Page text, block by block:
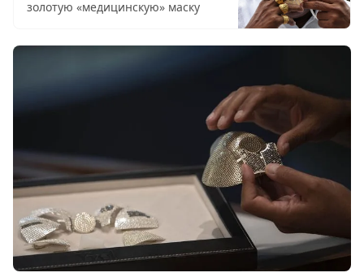
золотую «медицинскую» маску